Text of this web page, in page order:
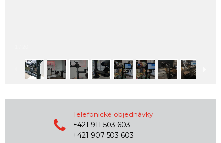
Telefonické objednávky
+421 911 503 603
+421 907 503 603